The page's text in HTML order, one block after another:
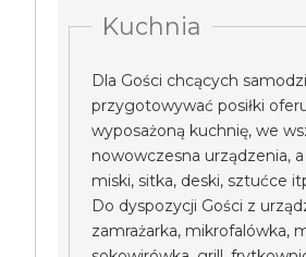
Kuchnia
Dla Gości chcących
przygotowywać posiłki
wyposażoną kuchnię, we
nowowczesna urządzenia,
miski, sitka, deski, sztućce
Do dyspozycji Gości z
zamrażarka, mikrofalówka,